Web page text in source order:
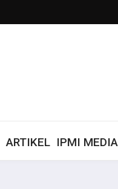
ARTIKEL IPMI MEDIA